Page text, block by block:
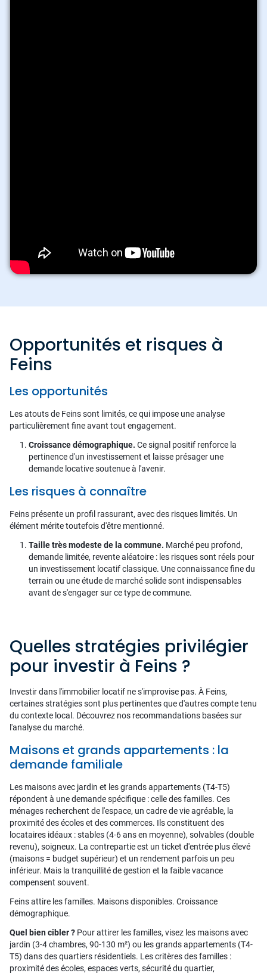
Opportunités et risques à
Feins
Les opportunités
Les atouts de Feins sont limités, ce qui impose une analyse
particulièrement fine avant tout engagement.
Croissance démographique. Ce signal positif renforce la
pertinence d'un investissement et laisse présager une
demande locative soutenue à l'avenir.
Les risques à connaître
Feins présente un profil rassurant, avec des risques limités. Un
élément mérite toutefois d'être mentionné.
Taille très modeste de la commune. Marché peu profond,
demande limitée, revente aléatoire : les risques sont réels pour
un investissement locatif classique. Une connaissance fine du
terrain ou une étude de marché solide sont indispensables
avant de s'engager sur ce type de commune.
Quelles stratégies privilégier
pour investir à Feins ?
Investir dans l'immobilier locatif ne s'improvise pas. À Feins,
certaines stratégies sont plus pertinentes que d'autres compte tenu
du contexte local. Découvrez nos recommandations basées sur
l'analyse du marché.
Maisons et grands appartements : la
demande familiale
Les maisons avec jardin et les grands appartements (T4-T5)
répondent à une demande spécifique : celle des familles. Ces
ménages recherchent de l'espace, un cadre de vie agréable, la
proximité des écoles et des commerces. Ils constituent des
locataires idéaux : stables (4-6 ans en moyenne), solvables (double
revenu), soigneux. La contrepartie est un ticket d'entrée plus élevé
(maisons = budget supérieur) et un rendement parfois un peu
inférieur. Mais la tranquillité de gestion et la faible vacance
compensent souvent.
Feins attire les familles. Maisons disponibles. Croissance
démographique.
Quel bien cibler ? Pour attirer les familles, visez les maisons avec
jardin (3-4 chambres, 90-130 m²) ou les grands appartements (T4-
T5) dans des quartiers résidentiels. Les critères des familles :
proximité des écoles, espaces verts, sécurité du quartier,